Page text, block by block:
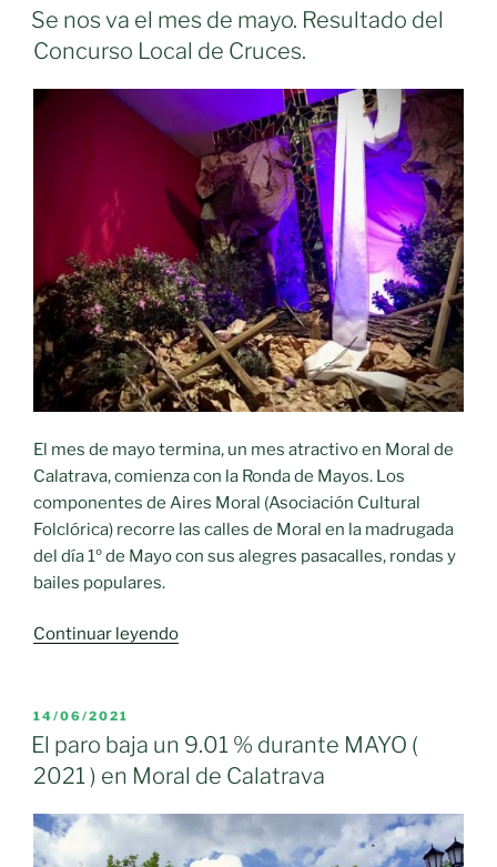
3.75
%
MAYO
2022
en
Moral
de
Calatrava»
EL
Se nos va el mes de mayo. Resultado del
Concurso Local de Cruces.
El mes de mayo termina, un mes atractivo en Moral de
Calatrava, comienza con la Ronda de Mayos. Los
componentes de Aires Moral (Asociación Cultural
Folclórica) recorre las calles de Moral en la madrugada
del día 1º de Mayo con sus alegres pasacalles, rondas y
bailes populares.
Continuar leyendo«Se
mes
de
Resultado
PUBLICADO
EL
14/06/2021
El paro baja un 9.01 % durante MAYO (
2021 ) en Moral de Calatrava